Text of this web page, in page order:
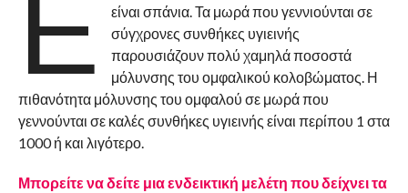
είναι σπάνια. Τα μωρά που γεννιούνται σε
σύγχρονες συνθήκες υγιεινής
παρουσιάζουν πολύ χαμηλά ποσοστά
μόλυνσης του ομφαλικού κολοβώματος. Η
πιθανότητα μόλυνσης του ομφαλού σε μωρά που
γεννούνται σε καλές συνθήκες υγιεινής είναι περίπου 1 στα
1000 ή και λιγότερο.
Μπορείτε να δείτε μια ενδεικτική μελέτη που δείχνει τα